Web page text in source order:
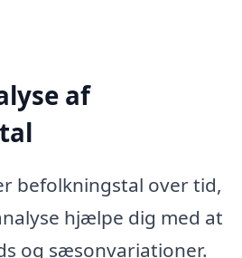
af
befolkningstal over tid,
hjælpe dig med at
og sæsonvariationer.